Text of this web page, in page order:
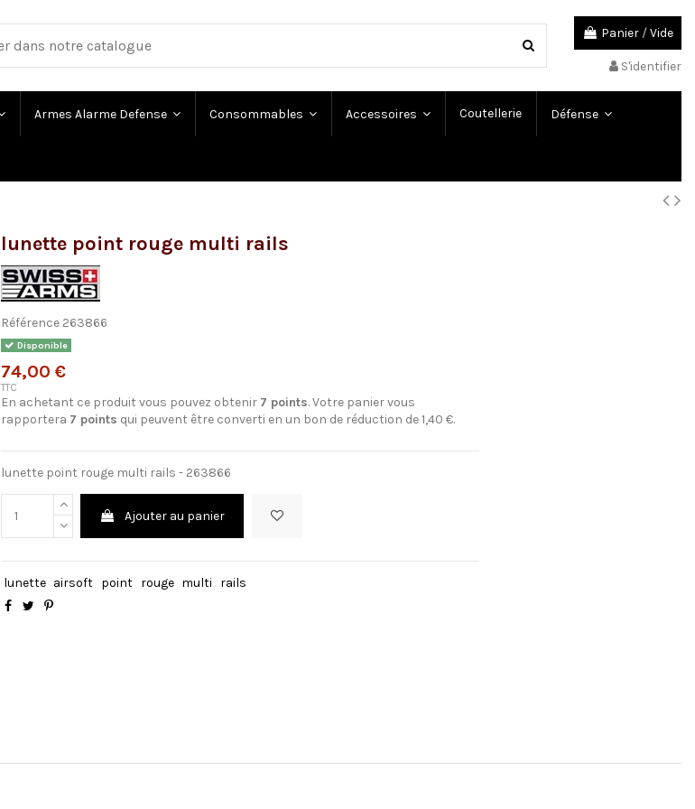
Panier /Vide
S'identifier
Armes Alarme Defense Consommables Accessoires Coutellerie Défense
lunette point rouge multi rails
Référence 263866
Disponible
74,00 €
TTC
En achetant ce produit vous pouvez obtenir 7 points. Votre panier vous
rapportera 7 points qui peuvent être converti en un bon de réduction de1,40 €.
lunette point rouge multi rails - 263866
Ajouter au panier
lunette airsoft point rouge multi rails